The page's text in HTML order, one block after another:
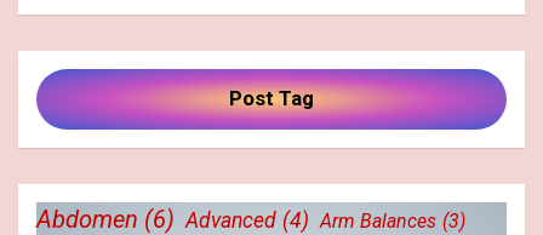
Post Tag
Abdomen (6) Advanced (4) Arm Balances (3)